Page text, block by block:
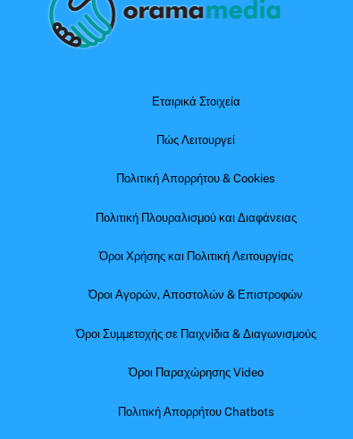
To
Εταιρικά Στοιχεία
Πώς Λειτουργεί
Πολιτική Απορρήτου & Cookies
Πολιτική Πλουραλισμού και Διαφάνειας
Όροι Χρήσης και Πολιτική Λειτουργίας
Όροι Αγορών, Αποστολών & Επιστροφών
Όροι Συμμετοχής σε Παιχνίδια & Διαγωνισμούς
Όροι Παραχώρησης Video
Πολιτική Απορρήτου Chatbots